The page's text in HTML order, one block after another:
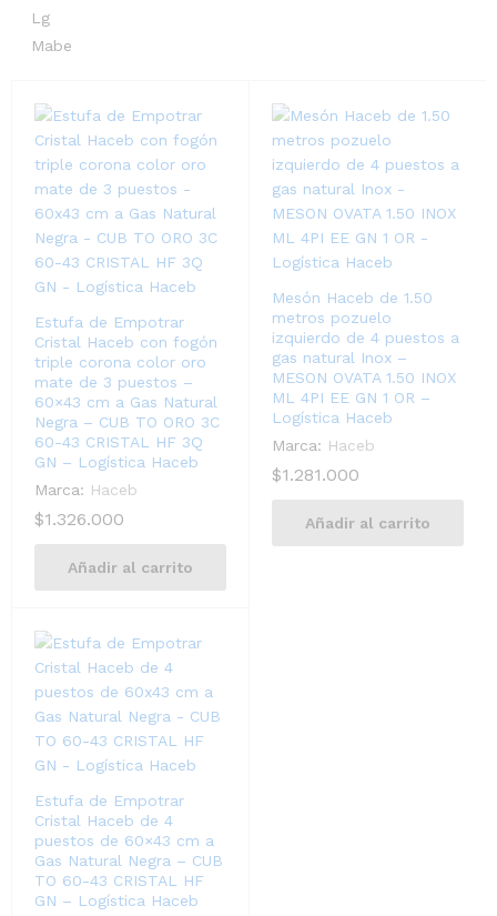
Lg
Mabe
Estufa de Empotrar
Cristal Haceb con fogón
triple corona color oro
mate de 3 puestos –
60×43 cm a Gas Natural
Negra – CUB TO ORO 3C
60-43 CRISTAL HF 3Q
GN – Logística Haceb
Marca: Haceb
$1.326.000
Añadir al carrito
Mesón Haceb de 1.50
metros pozuelo
izquierdo de 4 puestos a
gas natural Inox –
MESON OVATA 1.50 INOX
ML 4PI EE GN 1 OR –
Logística Haceb
Marca: Haceb
$1.281.000
Añadir al carrito
Estufa de Empotrar
Cristal Haceb de 4
puestos de 60×43 cm a
Gas Natural Negra – CUB
TO 60-43 CRISTAL HF
GN – Logística Haceb